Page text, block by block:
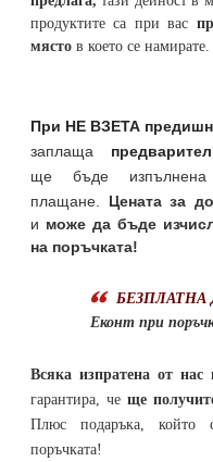
продуктите са при вас
място в което се намирате.
При НЕ ВЗЕТА
заплаща
ще бъде
плащане. Цената за
и може да бъде
на поръчката!
БЕЗПЛАТНА
Еконт при
Всяка изпратена от
гарантира, че ще
Плюс подаръка, който
поръчката!